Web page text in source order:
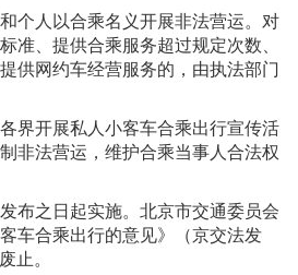
人以合乘名义开展非法营运。对
准、提供合乘服务超过规定次数、
供网约车经营服务的，由执法部门
开展私人小客车合乘出行宣传活
非法营运，维护合乘当事人合法权
之日起实施。北京市交通委员会
车合乘出行的意见》（京交法发
止。